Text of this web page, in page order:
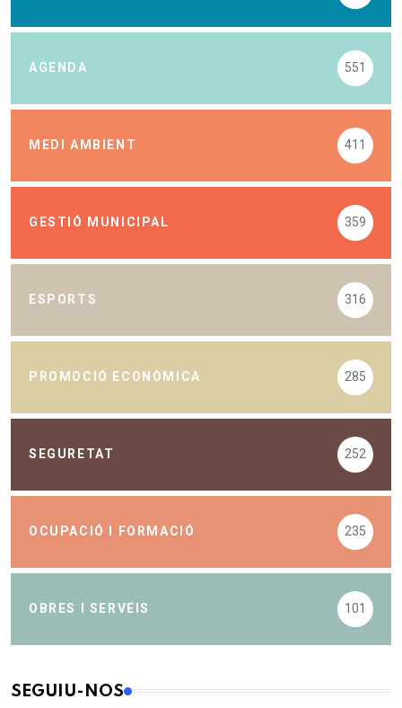
AGENDA 551
MEDI AMBIENT 411
GESTIÓ MUNICIPAL 359
ESPORTS 316
PROMOCIÓ ECONÒMICA 285
SEGURETAT 252
OCUPACIÓ I FORMACIÓ 235
OBRES I SERVEIS 101
SEGUIU-NOS